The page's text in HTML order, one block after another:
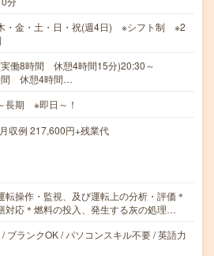
・金・土・日・祝(週4日) ※シフト制 ※2
働8時間 休憩4時間15分)20:30～
間 休憩4時間…
長期 ※即日～！
収例 217,600円+残業代
転操作・監視、及び運転上の分析・評価＊
対応＊燃料の投入、発生する灰の処理…
ブランクOK / パソコンスキル不要 / 英語力